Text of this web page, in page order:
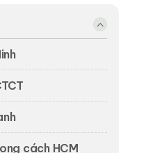
cách HCM